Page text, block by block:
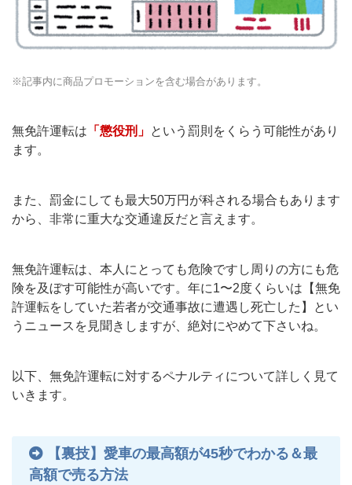
※記事内に商品プロモーションを含む場合があります。
無免許運転は 「懲役刑」 という罰則をくらう可能性があり
ます。
また、罰金にしても最大50万円が科される場合もあります
から、非常に重大な交通違反だと言えます。
無免許運転は、本人にとっても危険ですし周りの方にも危
険を及ぼす可能性が高いです。年に1〜2度くらいは【無免
許運転をしていた若者が交通事故に遭遇し死亡した】とい
うニュースを見聞きしますが、絶対にやめて下さいね。
以下、無免許運転に対するペナルティについて詳しく見て
いきます。
【裏技】愛車の最高額が45秒でわかる＆最
高額で売る方法